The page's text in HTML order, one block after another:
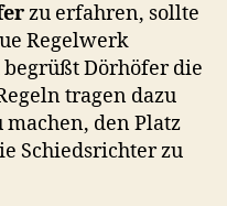
zu erfahren, sollte
Regelwerk
begrüßt Dörhöfer die
tragen dazu
machen, den Platz
Schiedsrichter zu